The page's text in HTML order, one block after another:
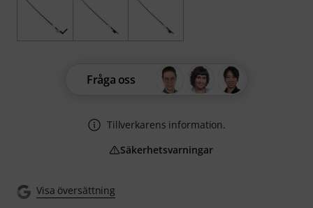
Visa översättning
Fråga oss
Tillverkarens information.
Säkerhetsvarningar